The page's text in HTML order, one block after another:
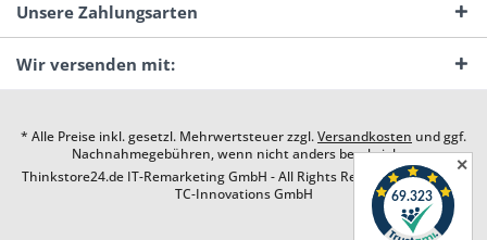
Unsere Zahlungsarten
Wir versenden mit:
* Alle Preise inkl. gesetzl. Mehrwertsteuer zzgl.Versandkosten und ggf.
Nachnahmegebühren, wenn nicht anders beschrieben
Thinkstore24.de IT-Remarketing GmbH - All Rights Reserved. Design by
TC-Innovations GmbH
✕